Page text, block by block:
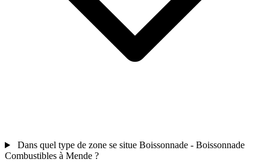
Dans quel type de zone se situe Boissonnade - Boissonnade
Combustibles à Mende ?